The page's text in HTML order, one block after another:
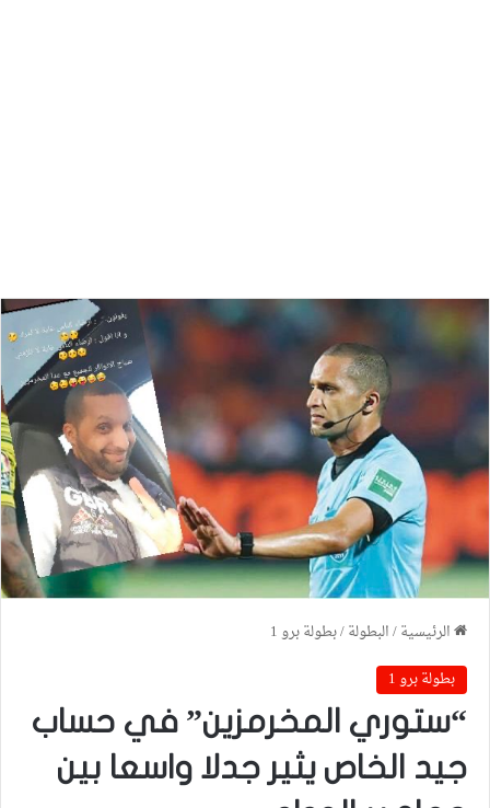
الرئيسية/البطولة/بطولة برو 1
بطولة برو 1
“ستوري المخرمزين” في حساب
جيد الخاص يثير جدلا واسعا بين